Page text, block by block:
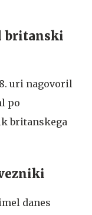
britanski
uri nagovoril
po
britanskega
danes